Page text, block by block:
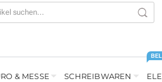
& MESSE SCHREIBWAREN